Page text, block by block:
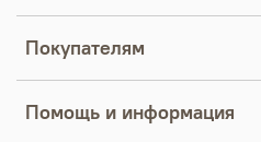
Покупателям
Помощь и информация